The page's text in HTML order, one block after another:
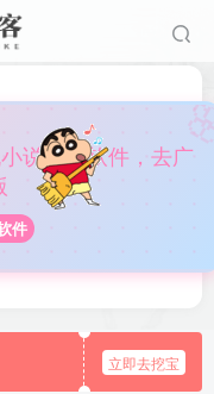
说阅读软件，去广
件
立即去挖宝